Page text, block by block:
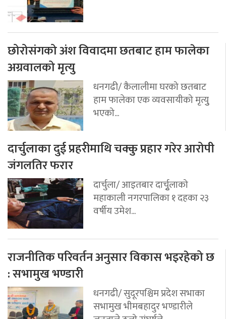
छोरोसंगको अंश विवादमा छतबाट हाम फालेका
अग्रवालको मृत्यु
धनगढी/ कैलालीमा घरको छतबाट
हाम फालेका एक व्यवसायीको मृत्युु
भएको...
दार्चुलाका दुई प्रहरीमाथि चक्कु प्रहार गरेर आरोपी
जंगलतिर फरार
दार्चुला/ आइतबार दार्चुृलाको
महाकाली नगरपालिका १ दहका २३
वर्षीय उमेश...
राजनीतिक परिवर्तन अनुसार विकास भइरहेको छ
: सभामुख भण्डारी
धनगढी/ सुदूरपश्चिम प्रदेश सभाका
सभामुख भीमबहादुर भण्डारीले